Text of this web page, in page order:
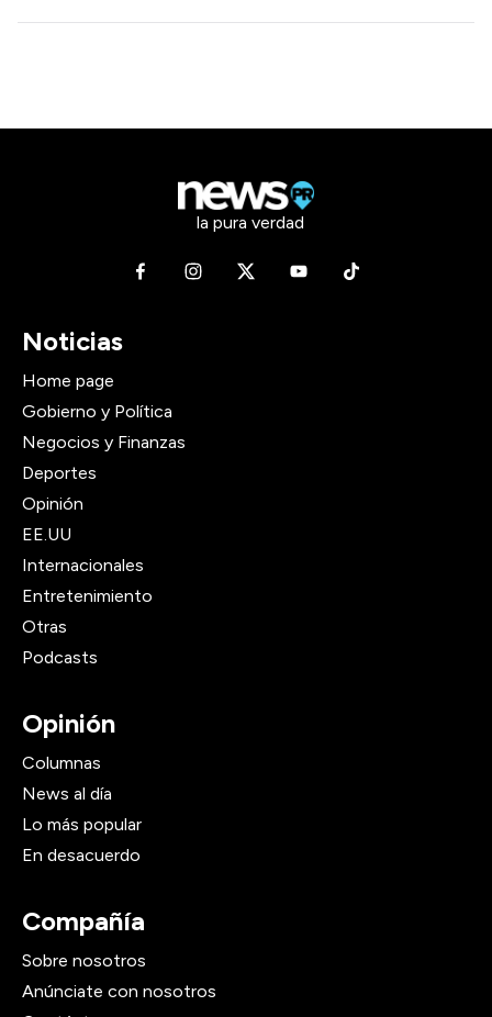
la pura verdad
Noticias
Home page
Gobierno y Política
Negocios y Finanzas
Deportes
Opinión
EE.UU
Internacionales
Entretenimiento
Otras
Podcasts
Opinión
Columnas
News al día
Lo más popular
En desacuerdo
Compañía
Sobre nosotros
Anúnciate con nosotros